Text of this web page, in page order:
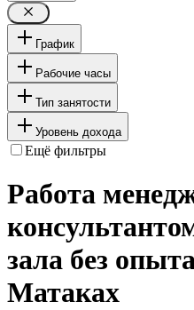
График
Рабочие часы
Тип занятости
Уровень дохода
Ещё фильтры
Работа
зала без
Матаках